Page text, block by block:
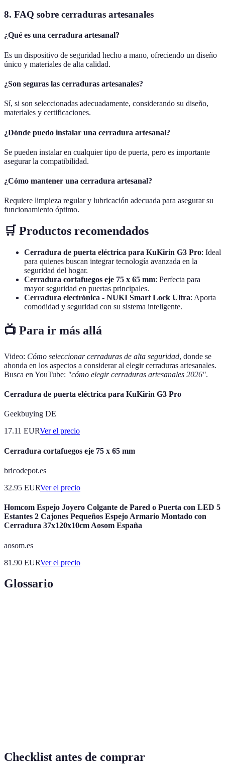
8. FAQ sobre cerraduras artesanales
¿Qué es una cerradura artesanal?
Es un dispositivo de seguridad hecho a mano, ofreciendo un diseño
único y materiales de alta calidad.
¿Son seguras las cerraduras artesanales?
Sí, si son seleccionadas adecuadamente, considerando su diseño,
materiales y certificaciones.
¿Dónde puedo instalar una cerradura artesanal?
Se pueden instalar en cualquier tipo de puerta, pero es importante
asegurar la compatibilidad.
¿Cómo mantener una cerradura artesanal?
Requiere limpieza regular y lubricación adecuada para asegurar su
funcionamiento óptimo.
🛒 Productos recomendados
Cerradura de puerta eléctrica para KuKirin G3 Pro: Ideal
para quienes buscan integrar tecnología avanzada en la
seguridad del hogar.
Cerradura cortafuegos eje 75 x 65 mm: Perfecta para
mayor seguridad en puertas principales.
Cerradura electrónica - NUKI Smart Lock Ultra: Aporta
comodidad y seguridad con su sistema inteligente.
📺 Para ir más allá
Video: Cómo seleccionar cerraduras de alta seguridad, donde se
ahonda en los aspectos a considerar al elegir cerraduras artesanales.
Busca en YouTube: "cómo elegir cerraduras artesanales 2026".
Cerradura de puerta eléctrica para KuKirin G3 Pro
Geekbuying DE
17.11 EURVer el precio
Cerradura cortafuegos eje 75 x 65 mm
bricodepot.es
32.95 EURVer el precio
Homcom Espejo Joyero Colgante de Pared o Puerta con LED 5
Estantes 2 Cajones Pequeños Espejo Armario Montado con
Cerradura 37x120x10cm Aosom España
aosom.es
81.90 EURVer el precio
Glossario
Checklist antes de comprar